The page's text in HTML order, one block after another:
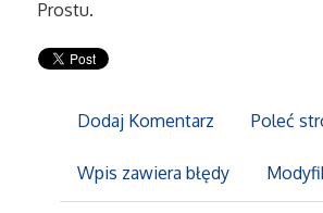
Narzędzia
Przemysł Metalowy
Prostu.
Dodaj Komentarz Poleć
Wpis zawiera błędy